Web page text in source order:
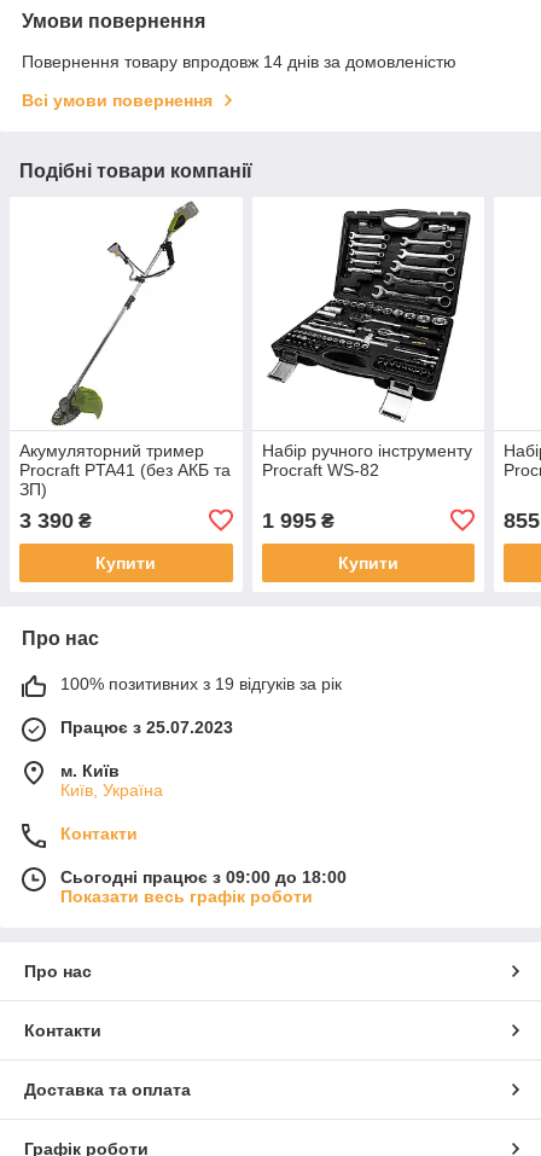
Умови повернення
Повернення товару впродовж 14 днів за домовленістю
Всі умови повернення
Подібні товари компанії
Акумуляторний тример
Procraft PTA41 (без АКБ та
ЗП)
3 390 ₴
Купити
Набір ручного інструменту
Procraft WS-82
1 995₴
Купити
855
Про нас
100% позитивних з 19 відгуків за рік
Працює з 25.07.2023
м. Київ
Київ, Україна
Контакти
Сьогодні працює з 09:00 до 18:00
Показати весь графік роботи
Про нас
Контакти
Доставка та оплата
Графік роботи